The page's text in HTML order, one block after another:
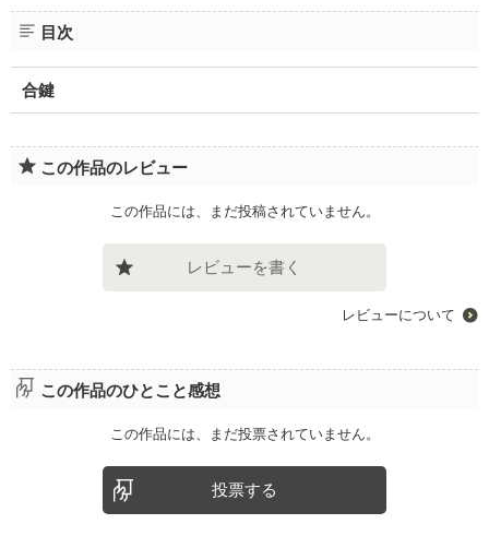
目次
合鍵
この作品のレビュー
この作品には、まだ投稿されていません。
レビューを書く
レビューについて
この作品のひとこと感想
この作品には、まだ投票されていません。
投票する